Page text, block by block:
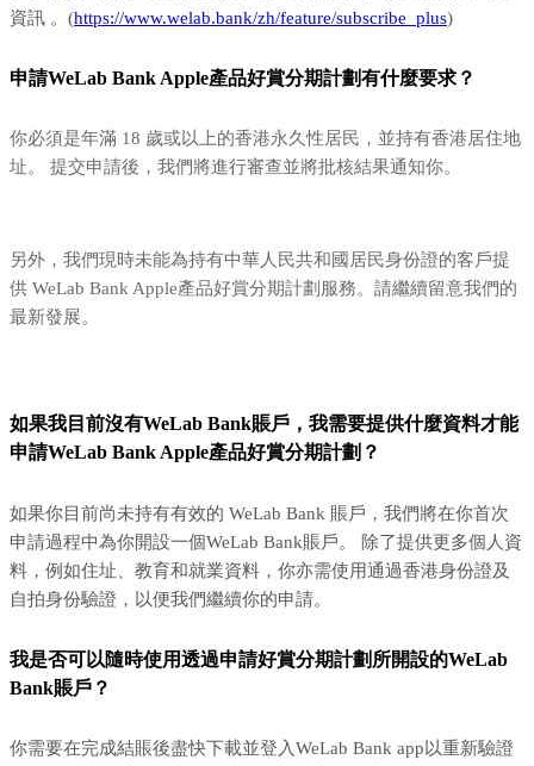
資訊 。(https://www.welab.bank/zh/feature/subscribe_plus)
申請WeLab Bank Apple產品好賞分期計劃有什麼要求？
你必須是年滿 18 歲或以上的香港永久性居民，並持有香港居住地
址。 提交申請後，我們將進行審查並將批核結果通知你。
另外，我們現時未能為持有中華人民共和國居民身份證的客戶提
供 WeLab Bank Apple產品好賞分期計劃服務。請繼續留意我們的
最新發展。
如果我目前沒有WeLab Bank賬戶，我需要提供什麼資料才能
申請WeLab Bank Apple產品好賞分期計劃？
如果你目前尚未持有有效的 WeLab Bank 賬戶，我們將在你首次
申請過程中為你開設一個WeLab Bank賬戶。 除了提供更多個人資
料，例如住址、教育和就業資料，你亦需使用通過香港身份證及
自拍身份驗證，以便我們繼續你的申請。
我是否可以隨時使用透過申請好賞分期計劃所開設的WeLab
Bank賬戶？
你需要在完成結賬後盡快下載並登入WeLab Bank app以重新驗證